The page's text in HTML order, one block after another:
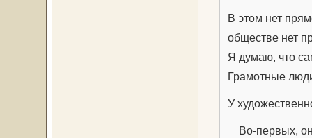
В этом нет
обществе нет
Я думаю, что
Грамотные
У
Во-первых,